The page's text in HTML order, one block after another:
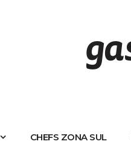
CHEFS ZONA SUL